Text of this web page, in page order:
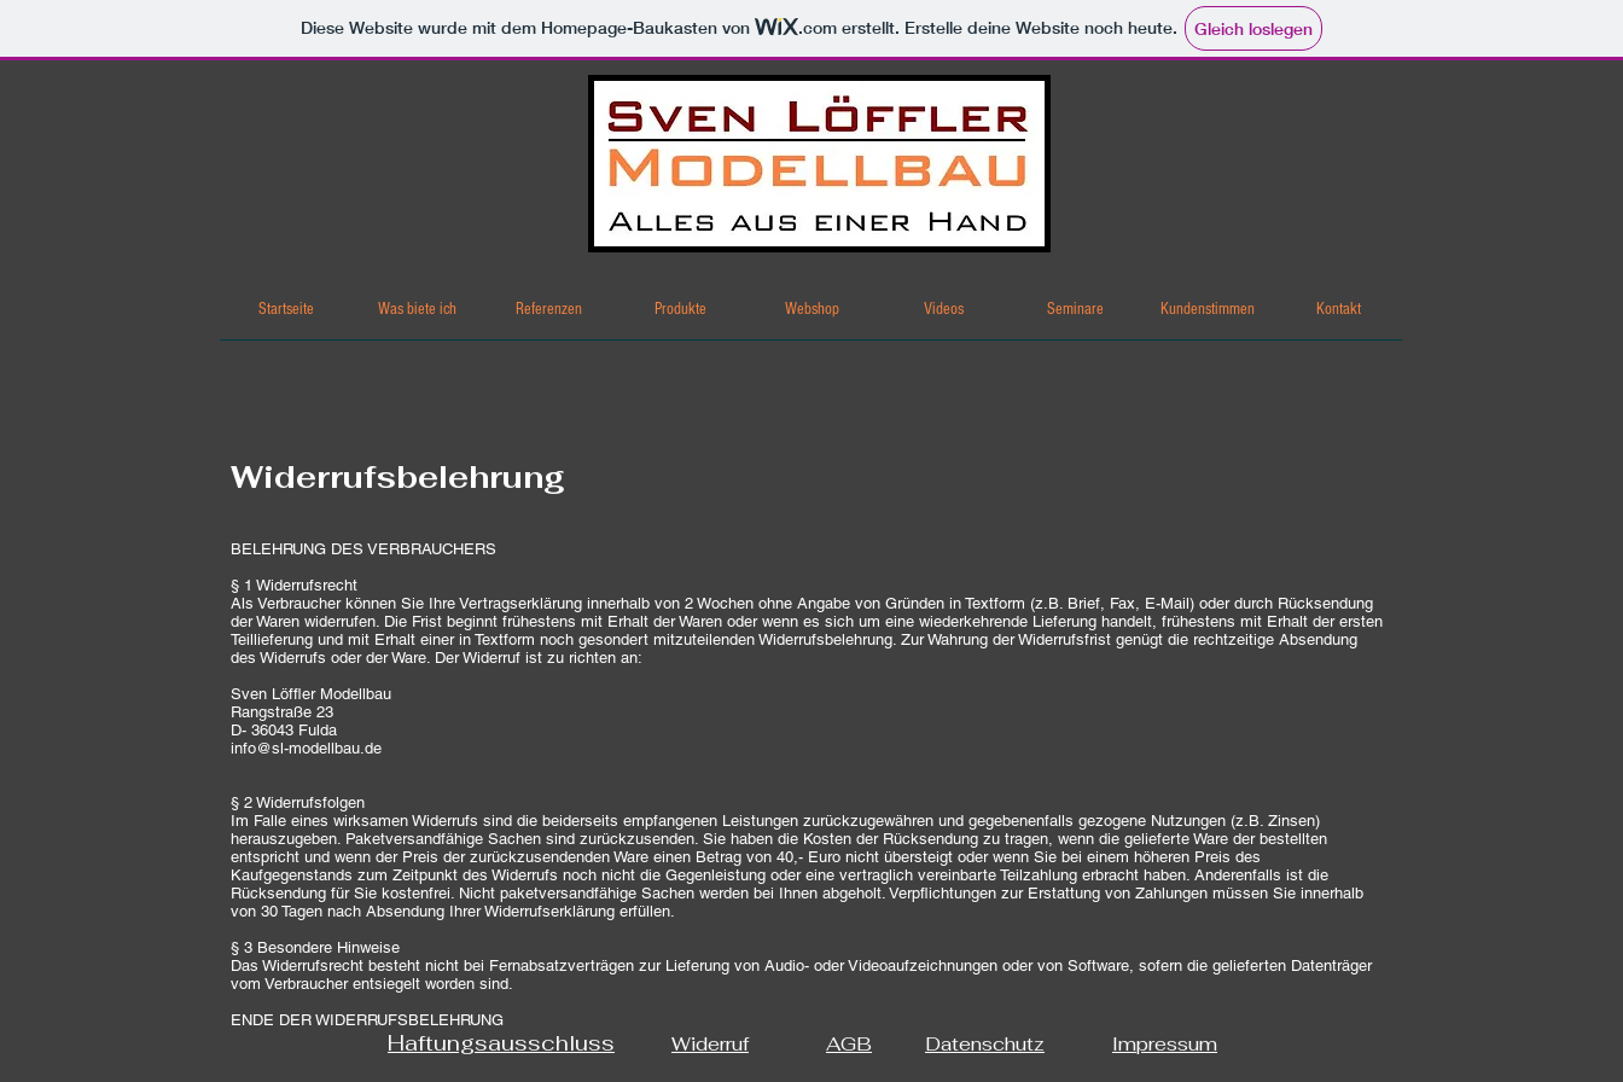
Diese Website wurde mit dem Homepage-Baukasten von .com erstellt. Erstelle deine Website noch heute. Gleich loslegen
Startseite Was biete ich Referenzen Produkte Webshop Videos Seminare Kundenstimmen Kontakt
Widerrufsbelehrung
BELEHRUNG DES VERBRAUCHERS
§ 1 Widerrufsrecht
Als Verbraucher können Sie Ihre Vertragserklärung innerhalb von 2 Wochen ohne Angabe von Gründen in Textform (z.B. Brief, Fax, E-Mail) oder durch Rücksendung
der Waren widerrufen. Die Frist beginnt frühestens mit Erhalt der Waren oder wenn es sich um eine wiederkehrende Lieferung handelt, frühestens mit Erhalt der ersten
Teillieferung und mit Erhalt einer in Textform noch gesondert mitzuteilenden Widerrufsbelehrung. Zur Wahrung der Widerrufsfrist genügt die rechtzeitige Absendung
des Widerrufs oder der Ware. Der Widerruf ist zu richten an:
Sven Löffler Modellbau
Rangstraße 23
D- 36043 Fulda
info@sl-modellbau.de
§ 2 Widerrufsfolgen
Im Falle eines wirksamen Widerrufs sind die beiderseits empfangenen Leistungen zurückzugewähren und gegebenenfalls gezogene Nutzungen (z.B. Zinsen)
herauszugeben. Paketversandfähige Sachen sind zurückzusenden. Sie haben die Kosten der Rücksendung zu tragen, wenn die gelieferte Ware der bestellten
entspricht und wenn der Preis der zurückzusendenden Ware einen Betrag von 40,- Euro nicht übersteigt oder wenn Sie bei einem höheren Preis des
Kaufgegenstands zum Zeitpunkt des Widerrufs noch nicht die Gegenleistung oder eine vertraglich vereinbarte Teilzahlung erbracht haben. Anderenfalls ist die
Rücksendung für Sie kostenfrei. Nicht paketversandfähige Sachen werden bei Ihnen abgeholt. Verpflichtungen zur Erstattung von Zahlungen müssen Sie innerhalb
von 30 Tagen nach Absendung Ihrer Widerrufserklärung erfüllen.
§ 3 Besondere Hinweise
Das Widerrufsrecht besteht nicht bei Fernabsatzverträgen zur Lieferung von Audio- oder Videoaufzeichnungen oder von Software, sofern die gelieferten Datenträger
vom Verbraucher entsiegelt worden sind.
ENDE DER WIDERRUFSBELEHRUNG
Haftungsausschluss Widerruf AGB Datenschutz Impressum